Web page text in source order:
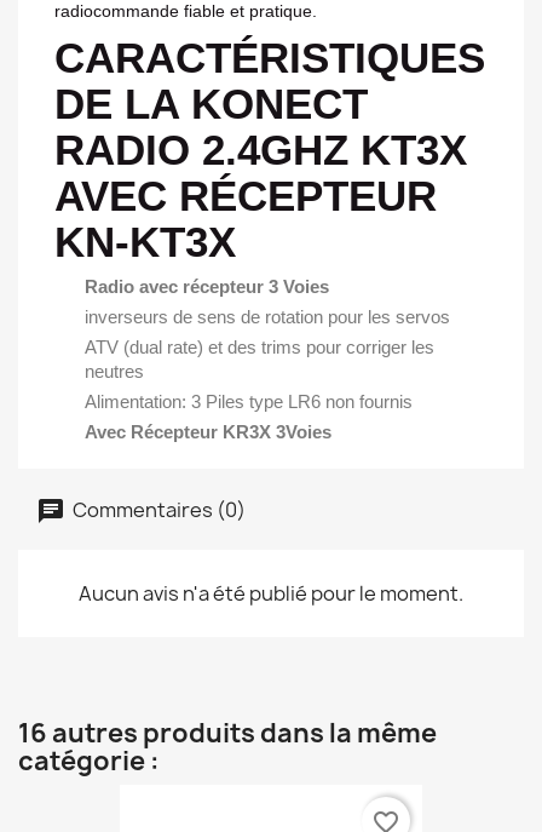
radiocommande fiable et pratique.
CARACTÉRISTIQUES
DE LA KONECT
RADIO 2.4GHZ KT3X
AVEC RÉCEPTEUR
KN-KT3X
Radio avec récepteur 3 Voies
inverseurs de sens de rotation pour les servos
ATV (dual rate) et des trims pour corriger les
neutres
Alimentation: 3 Piles type LR6 non fournis
Avec Récepteur KR3X 3Voies
Commentaires (0)
Aucun avis n'a été publié pour le moment.
16 autres produits dans la même
catégorie :
favorite_border